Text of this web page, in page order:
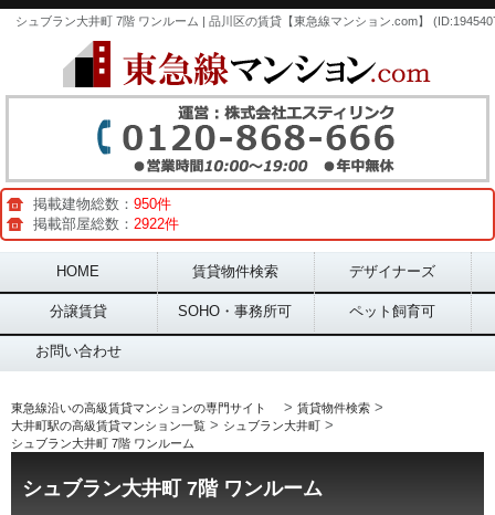
シュブラン大井町 7階 ワンルーム | 品川区の賃貸【東急線マンション.com】
掲載建物総数： 950件
掲載部屋総数： 2922件
Main menu
HOME 賃貸物件検索 デザイナーズ
分譲賃貸 SOHO・事務所可 ペット飼育可
お問い合わせ
東急線沿いの高級賃貸マンションの専門サイト > 賃貸物件検索 >
大井町駅の高級賃貸マンション一覧 > シュブラン大井町 >
シュブラン大井町 7階 ワンルーム
シュブラン大井町 7階 ワンルーム